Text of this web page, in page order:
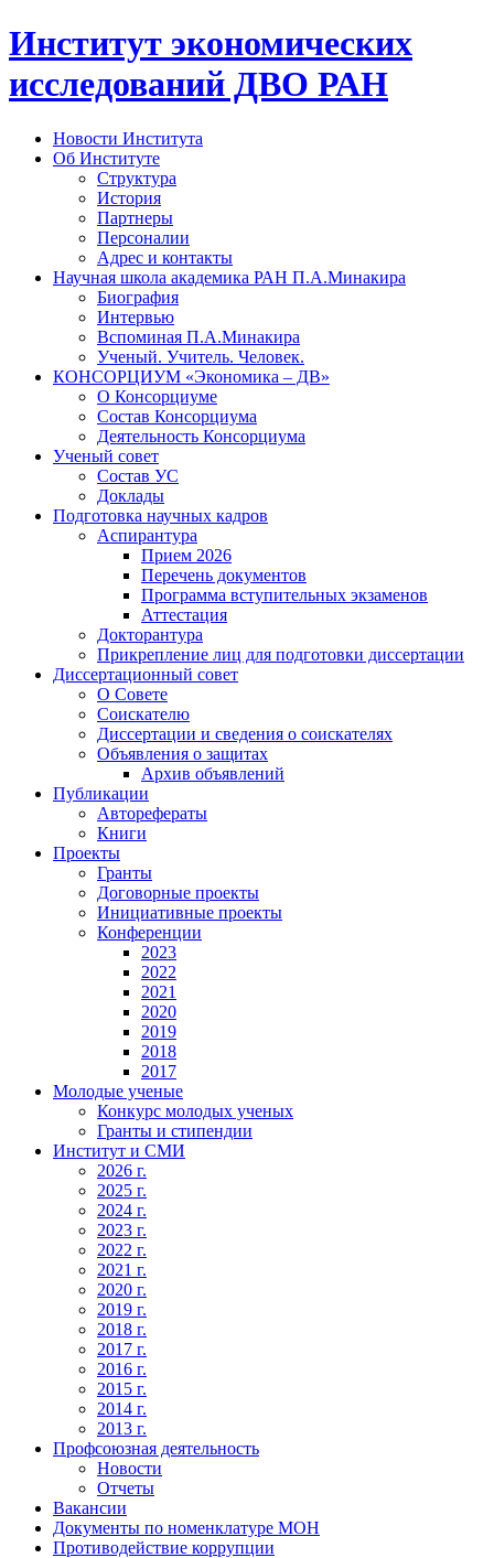
Институт экономических
исследований ДВО РАН
Новости Института
Об Институте
Структура
История
Партнеры
Персоналии
Адрес и контакты
Научная школа академика РАН П.А.Минакира
Биография
Интервью
Вспоминая П.А.Минакира
Ученый. Учитель. Человек.
КОНСОРЦИУМ «Экономика – ДВ»
О Консорциуме
Состав Консорциума
Деятельность Консорциума
Ученый совет
Состав УС
Доклады
Подготовка научных кадров
Аспирантура
Прием 2026
Перечень документов
Программа вступительных экзаменов
Аттестация
Докторантура
Прикрепление лиц для подготовки диссертации
Диссертационный совет
О Совете
Соискателю
Диссертации и сведения о соискателях
Объявления о защитах
Архив объявлений
Публикации
Авторефераты
Книги
Проекты
Гранты
Договорные проекты
Инициативные проекты
Конференции
2023
2022
2021
2020
2019
2018
2017
Молодые ученые
Конкурс молодых ученых
Гранты и стипендии
Институт и СМИ
2026 г.
2025 г.
2024 г.
2023 г.
2022 г.
2021 г.
2020 г.
2019 г.
2018 г.
2017 г.
2016 г.
2015 г.
2014 г.
2013 г.
Профсоюзная деятельность
Новости
Отчеты
Вакансии
Документы по номенклатуре МОН
Противодействие коррупции